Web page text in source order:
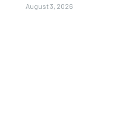
August 3, 2026